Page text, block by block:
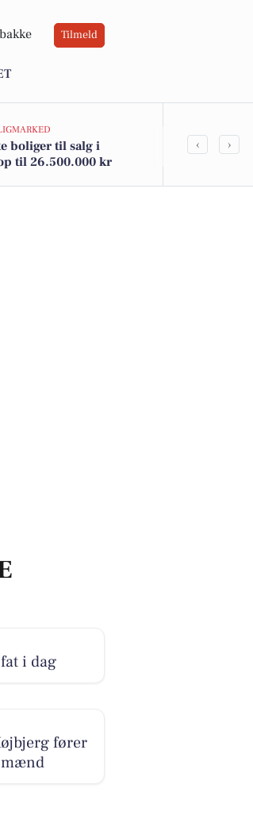
Tilmeld
boliger til salg i
til 26.500.000 kr
‹ ›
i dag
fører